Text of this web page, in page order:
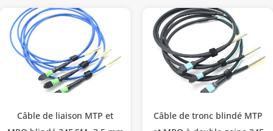
Câble de liaison MTP et
Câble de tronc blindé MTP